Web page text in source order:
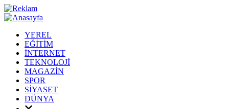
YEREL
EĞİTİM
İNTERNET
TEKNOLOJİ
MAGAZİN
SPOR
SİYASET
DÜNYA